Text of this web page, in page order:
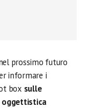
prossimo futuro
informare i
box sulle
oggettistica